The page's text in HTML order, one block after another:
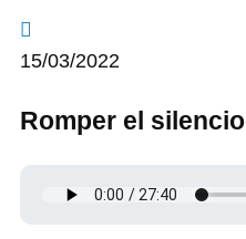
15/03/2022
Romper el silencio